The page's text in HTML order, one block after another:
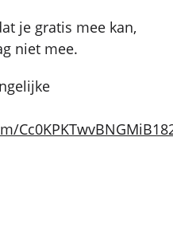
je gratis mee kan,
niet mee.